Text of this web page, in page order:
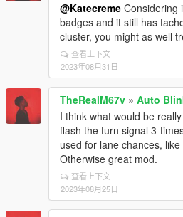
@Katecreme Considering
badges and it still has
cluster, you might as well
查看上下文
2023年08月31日
TheRealM67v » Auto
I think what would be
flash the turn signal 3-
used for lane chances,
Otherwise great mod.
查看上下文
2023年08月25日